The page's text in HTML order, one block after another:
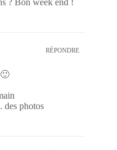
RÉPONDRE
des photos